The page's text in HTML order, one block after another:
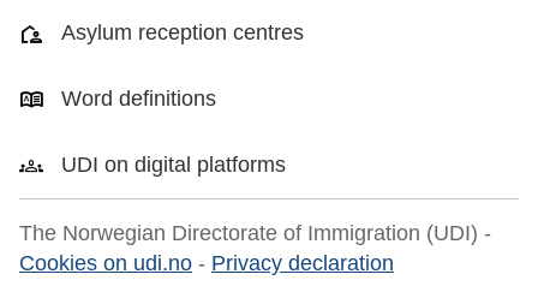
Asylum reception centres
Word definitions
UDI on digital platforms
The Norwegian Directorate of Immigration (UDI) -
Cookies on udi.no - Privacy declaration